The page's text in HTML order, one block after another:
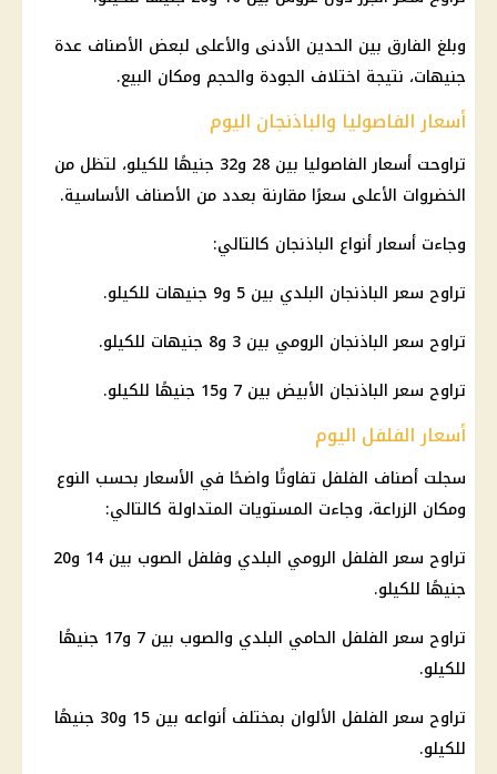
وبلغ الفارق بين الحدين الأدنى والأعلى لبعض الأصناف عدة
جنيهات، نتيجة اختلاف الجودة والحجم ومكان البيع.
أسعار الفاصوليا والباذنجان اليوم
تراوحت أسعار الفاصوليا بين 28 و32 جنيهًا للكيلو، لتظل من
الخضروات الأعلى سعرًا مقارنة بعدد من الأصناف الأساسية.
وجاءت أسعار أنواع الباذنجان كالتالي:
تراوح سعر الباذنجان البلدي بين 5 و9 جنيهات للكيلو.
تراوح سعر الباذنجان الرومي بين 3 و8 جنيهات للكيلو.
تراوح سعر الباذنجان الأبيض بين 7 و15 جنيهًا للكيلو.
أسعار الفلفل اليوم
سجلت أصناف الفلفل تفاوتًا واضحًا في الأسعار بحسب النوع
ومكان الزراعة، وجاءت المستويات المتداولة كالتالي:
تراوح سعر الفلفل الرومي البلدي وفلفل الصوب بين 14 و20
جنيهًا للكيلو.
تراوح سعر الفلفل الحامي البلدي والصوب بين 7 و17 جنيهًا
للكيلو.
تراوح سعر الفلفل الألوان بمختلف أنواعه بين 15 و30 جنيهًا
للكيلو.